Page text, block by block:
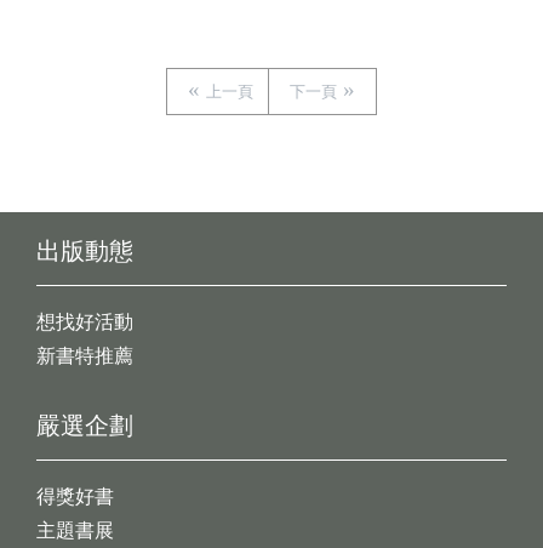
上一頁 下一頁
出版動態
想找好活動
新書特推薦
嚴選企劃
得獎好書
主題書展